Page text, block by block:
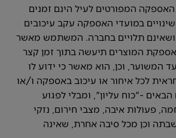
האספקה המפורטים לעיל הינם זמנים
שינויים במועדי האספקה עקב עיכובים
ושאינם תלויים בחברה. המשתמש מאשר
שאספקת המוצרים תיעשה בתוך זמן קצר
המשוער, וכן, הוא מאשר כי ידוע לו
לכל איחור או עיכוב באספקה ו/או
-"כוח עליון", ומבלי לפגוע
פעולות איבה, מצבי חירום, נזקי
וכן מכל סיבה אחרת, שאינה